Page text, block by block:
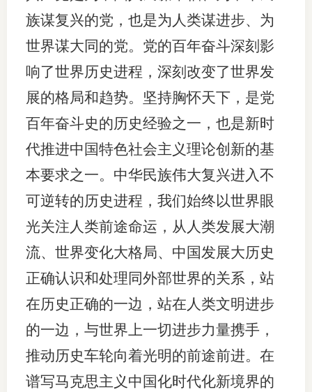
族谋复兴的党，也是为人类谋进步、为
世界谋大同的党。党的百年奋斗深刻影
响了世界历史进程，深刻改变了世界发
展的格局和趋势。坚持胸怀天下，是党
百年奋斗史的历史经验之一，也是新时
代推进中国特色社会主义理论创新的基
本要求之一。中华民族伟大复兴进入不
可逆转的历史进程，我们始终以世界眼
光关注人类前途命运，从人类发展大潮
流、世界变化大格局、中国发展大历史
正确认识和处理同外部世界的关系，站
在历史正确的一边，站在人类文明进步
的一边，与世界上一切进步力量携手，
推动历史车轮向着光明的前途前进。在
谱写马克思主义中国化时代化新境界的